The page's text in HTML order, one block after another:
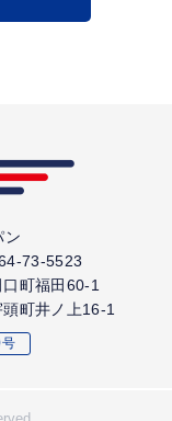
下記よりお気
見る
ン
73-5523
町福田60-1
町井ノ上16-1